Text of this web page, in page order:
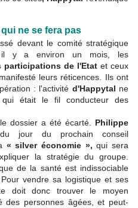
ne se fera pas
devant le comité stratégique
il y a environ un mois, les
participations de l'Etat et ceux
leurs réticences. Ils ont
: l'activité d'Happytal ne
était le fil conducteur des
dossier a été écarté. Philippe
jour du prochain conseil
« silver économie », qui sera
la stratégie du groupe.
de la santé est indissociable
vendre sa logistique et ses
doit donc trouver le moyen
des personnes âgées, et peut-